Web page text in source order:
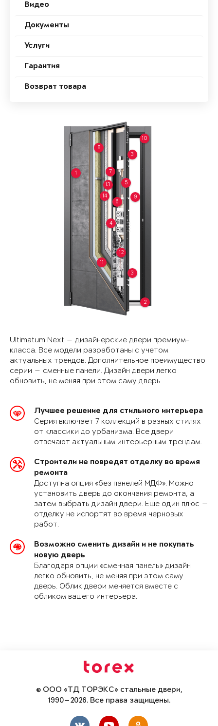
Видео
Документы
Услуги
Гарантия
Возврат товара
1
2
3
3
4
5
6
7
8
9
10
11
12
13
14
Ultimatum Next — дизайнерские двери премиум-
класса. Все модели разработаны с учетом
актуальных трендов. Дополнительное преимущество
серии — сменные панели. Дизайн двери легко
обновить, не меняя при этом саму дверь.
Лучшее решение для стильного интерьера
Серия включает 7 коллекций в разных стилях
от классики до урбанизма. Все двери
отвечают актуальным интерьерным трендам.
Строители не повредят отделку во время
ремонта
Доступна опция «без панелей МДФ». Можно
установить дверь до окончания ремонта, а
затем выбрать дизайн двери. Еще один плюс —
отделку не испортят во время черновых
работ.
Возможно сменить дизайн и не покупать
новую дверь
Благодаря опции «сменная панель» дизайн
легко обновить, не меняя при этом саму
дверь. Облик двери меняется вместе с
обликом вашего интерьера.
© ООО «ТД ТОРЭКС» стальные двери,
1990—2026. Все права защищены.